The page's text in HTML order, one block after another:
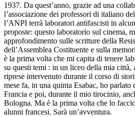
1937. Da quest’anno, grazie ad una
l’associazione dei professori di italiano
l’ANPI terrà laboratori antifascisti in
proposte: questo laboratorio sul cinema,
approfondimento sulle scritture della
dell’Assemblea Costituente e sulla
è la prima volta che mi capita di tenere
su questi temi : in un liceo della mia città,
riprese intervenuto durante il corso di
mese fa, in una quinta Esabac, ho
Francia e poi, durante il mio tirocinio,
Bologna. Ma è la prima volta che lo
alunni francesi. Sarà un’avventura.